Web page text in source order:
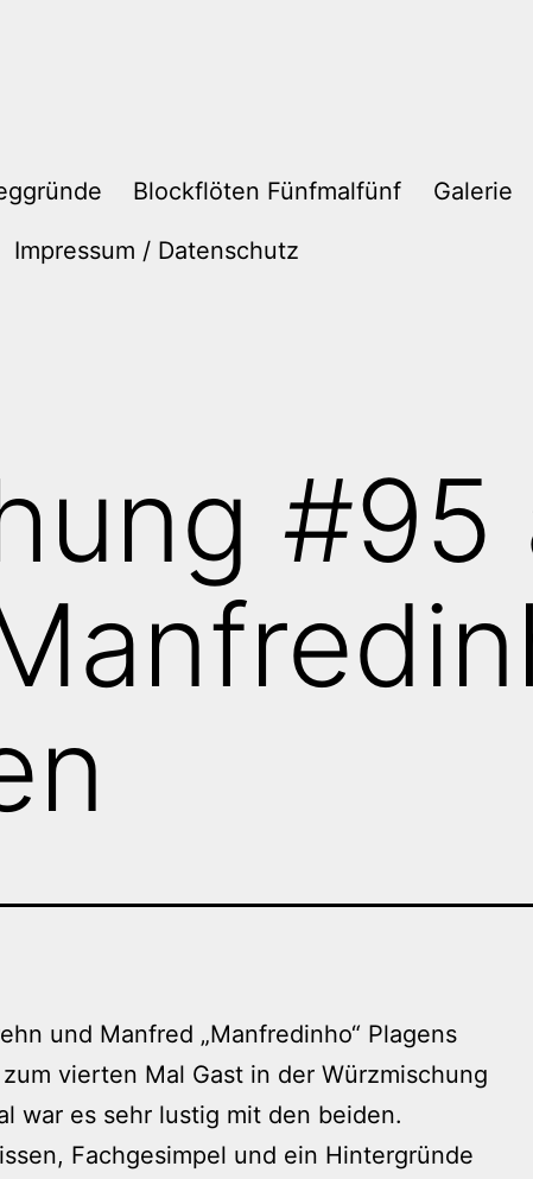
Blockflöten Fünfmalfünf Galerie
Impressum / Datenschutz
#95
und Manfred „Manfredinho“ Plagens
vierten Mal Gast in der Würzmischung
war es sehr lustig mit den beiden.
Fachgesimpel und ein Hintergründe